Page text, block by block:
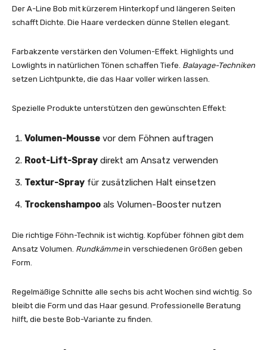
Der A-Line Bob mit kürzerem Hinterkopf und längeren Seiten
schafft Dichte. Die Haare verdecken dünne Stellen elegant.
Farbakzente verstärken den Volumen-Effekt. Highlights und
Lowlights in natürlichen Tönen schaffen Tiefe. Balayage-Techniken
setzen Lichtpunkte, die das Haar voller wirken lassen.
Spezielle Produkte unterstützen den gewünschten Effekt:
Volumen-Mousse vor dem Föhnen auftragen
Root-Lift-Spray direkt am Ansatz verwenden
Textur-Spray für zusätzlichen Halt einsetzen
Trockenshampoo als Volumen-Booster nutzen
Die richtige Föhn-Technik ist wichtig. Kopfüber föhnen gibt dem
Ansatz Volumen. Rundkämmein verschiedenen Größen geben
Form.
Regelmäßige Schnitte alle sechs bis acht Wochen sind wichtig. So
bleibt die Form und das Haar gesund. Professionelle Beratung
hilft, die beste Bob-Variante zu finden.